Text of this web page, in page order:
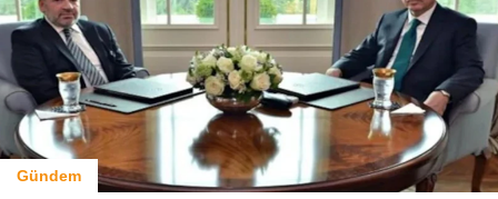
Gündem